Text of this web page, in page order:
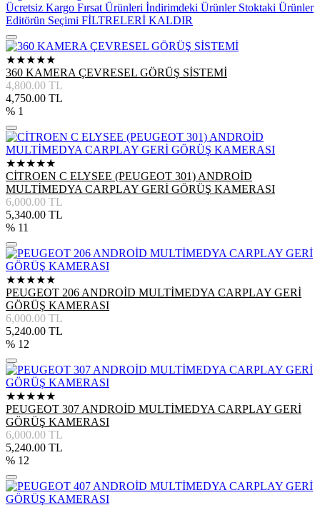
Ücretsiz Kargo Fırsat Ürünleri İndirimdeki Ürünler Stoktaki Ürünler
Editörün Seçimi FİLTRELERİ KALDIR
★★★★★
360 KAMERA ÇEVRESEL GÖRÜŞ SİSTEMİ
4,800.00 TL
4,750.00 TL
% 1
★★★★★
CİTROEN C ELYSEE (PEUGEOT 301) ANDROİD
MULTİMEDYA CARPLAY GERİ GÖRÜŞ KAMERASI
6,000.00 TL
5,340.00 TL
% 11
★★★★★
PEUGEOT 206 ANDROİD MULTİMEDYA CARPLAY GERİ
GÖRÜŞ KAMERASI
6,000.00 TL
5,240.00 TL
% 12
★★★★★
PEUGEOT 307 ANDROİD MULTİMEDYA CARPLAY GERİ
GÖRÜŞ KAMERASI
6,000.00 TL
5,240.00 TL
% 12